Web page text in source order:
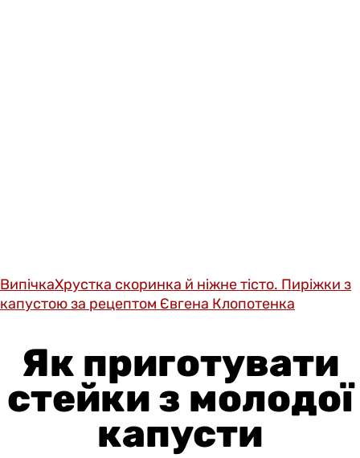
ВипічкаХрустка скоринка й ніжне тісто. Пиріжки з
капустою за рецептом Євгена Клопотенка
Як приготувати
стейки з молодої
капусти